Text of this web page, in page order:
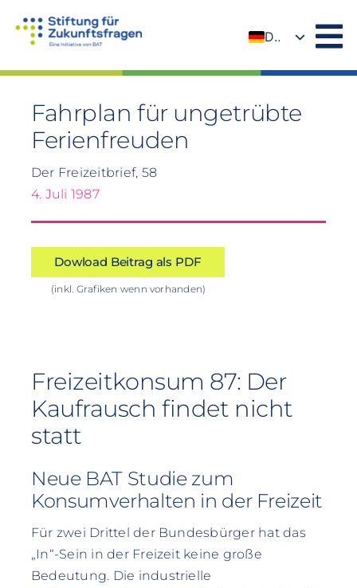
Inhalt
DE
Fahrplan für ungetrübte
Ferienfreuden
Der Freizeitbrief, 58
4. Juli 1987
Dowload Beitrag als PDF
(inkl. Grafiken wenn vorhanden)
Freizeitkonsum 87: Der
Kaufrausch findet nicht
statt
Neue BAT Studie zum
Konsumverhalten in der Freizeit
Für zwei Drittel der Bundesbürger hat das
„In“-Sein in der Freizeit keine große
Bedeutung. Die industrielle